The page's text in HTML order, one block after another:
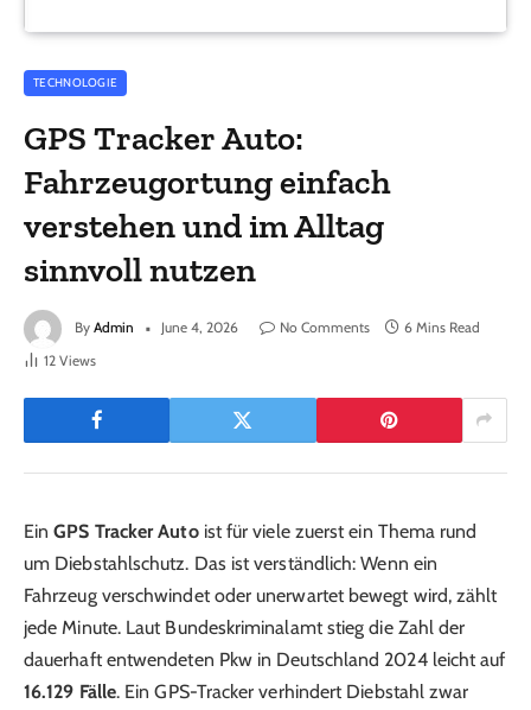
TECHNOLOGIE
GPS Tracker Auto:
Fahrzeugortung einfach
verstehen und im Alltag
sinnvoll nutzen
By Admin June 4, 2026 No Comments
6 Mins Read
12 Views
EinGPS Tracker Autoist für viele zuerst ein Thema rund
um Diebstahlschutz. Das ist verständlich: Wenn ein
Fahrzeug verschwindet oder unerwartet bewegt wird, zählt
jede Minute. Laut Bundeskriminalamt stieg die Zahl der
dauerhaft entwendeten Pkw in Deutschland 2024 leicht auf
16.129 Fälle. Ein GPS-Tracker verhindert Diebstahl zwar